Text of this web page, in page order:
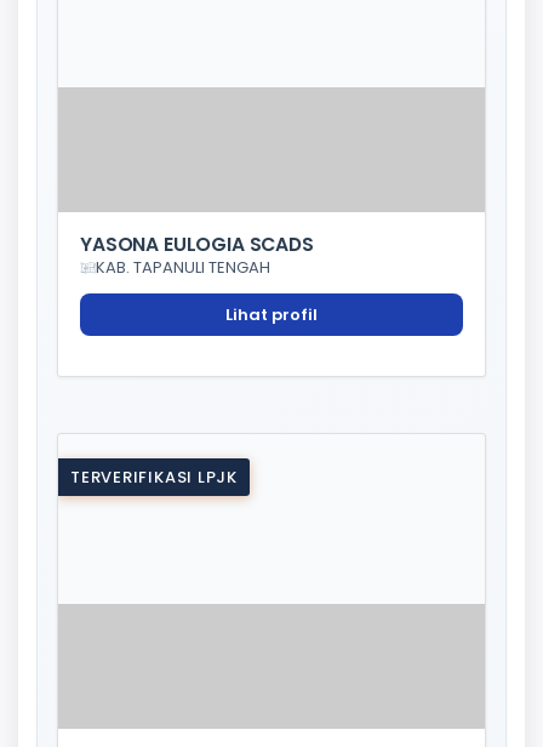
YASONA EULOGIA SCADS
KAB. TAPANULI TENGAH
Lihat profil
TERVERIFIKASI LPJK